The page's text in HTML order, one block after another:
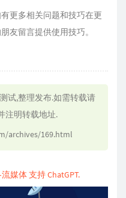
更多相关问题和技巧在更
友留言提供使用技巧。
试,整理发布.如需转载请
注明转载地址.
archives/169.html
媒体 支持 ChatGPT.